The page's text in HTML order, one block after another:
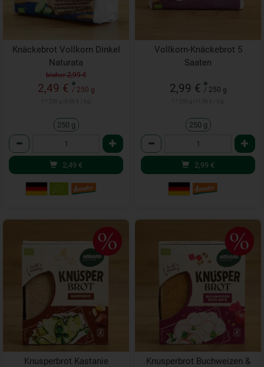
Knäckebrot Vollkorn Dinkel
Naturata
bisher 2,99 €
2,49 € *
/ 250 g
250 g
Anzahl
2,49 €
Vollkorn-Knäckebrot 5
Saaten
2,99 € *
/ 250 g
250 g
Anzahl
2,99 €
Knusperbrot Kastanie
Knusperbrot Buchweizen &